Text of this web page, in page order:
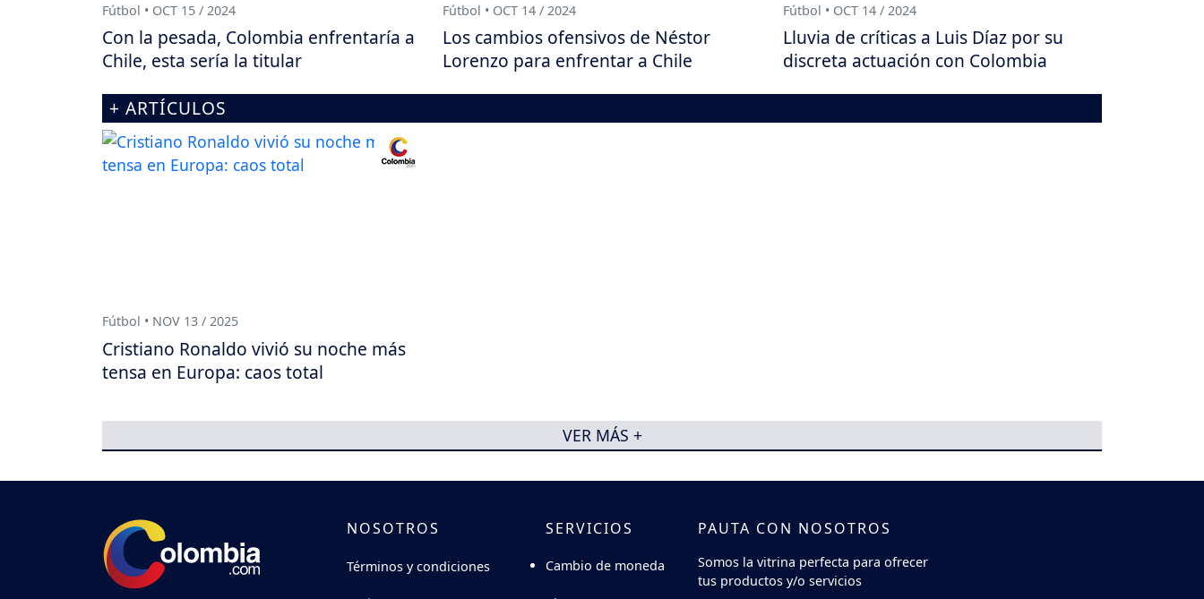
Fútbol • OCT 15 / 2024
Con la pesada, Colombia enfrentaría a
Chile, esta sería la titular
Fútbol • OCT 14 / 2024
Los cambios ofensivos de Néstor
Lorenzo para enfrentar a Chile
Fútbol • OCT 14 / 2024
Lluvia de críticas a Luis Díaz por su
discreta actuación con Colombia
+ ARTÍCULOS
Fútbol • NOV 13 / 2025
Cristiano Ronaldo vivió su noche más
tensa en Europa: caos total
VER MÁS +
NOSOTROS
Términos y condiciones
SERVICIOS
Cambio de moneda
PAUTA CON NOSOTROS
Somos la vitrina perfecta para ofrecer
tus productos y/o servicios